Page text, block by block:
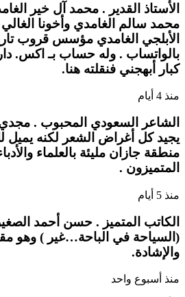
الأستاذ القدير . محمد آل خير
محمد سالم الغامدي وأخونا
الأبلجي الغامدي مؤسس قروب
بالواتساب . وله حساب بـ اكس. دار
كبار أبهجني فنقلته هنا.
منذ 4 أيام
الشاعر السعودي المحبوب .
يجيد كل أغراض الشعر لكنه يميل
منطقة جازان مليئة بالعلماء
المتميزون .
منذ 5 أيام
الكاتب المتميز . حسن أحمد
(السياحة في الباحة…غير ) وهو
والإشادة.
منذ أسبوع واحد